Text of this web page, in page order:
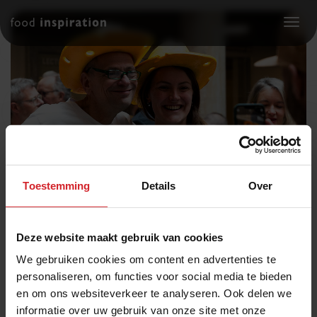
Toestemming Details Over
Deze website maakt gebruik van cookies
We gebruiken cookies om content en advertenties te
personaliseren, om functies voor social media te bieden
en om ons websiteverkeer te analyseren. Ook delen we
informatie over uw gebruik van onze site met onze
LIDMAATSCHAP2026
Als Food Inspiration Pioneer ontvang je:
2x reguliere bijeenkomst